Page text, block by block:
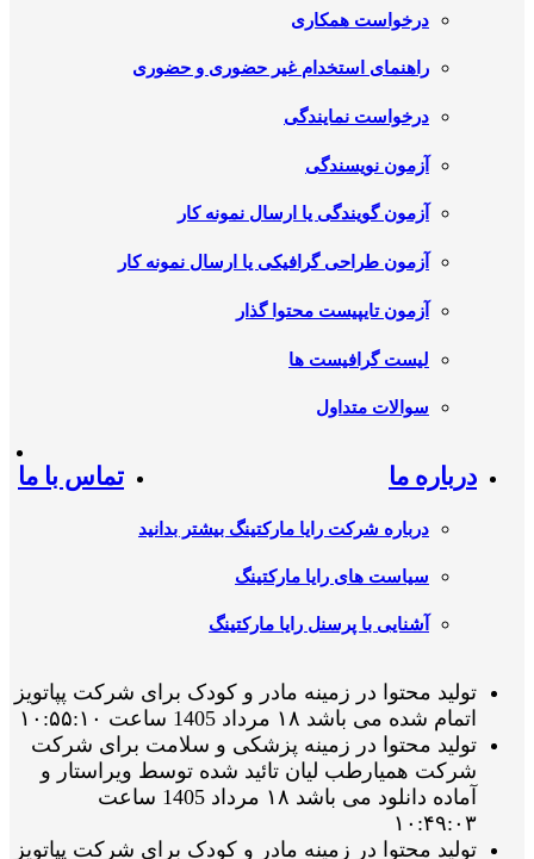
درخواست همکاری
راهنمای استخدام غیر حضوری و حضوری
درخواست نمایندگی
آزمون نویسندگی
آزمون گویندگی یا ارسال نمونه کار
آزمون طراحی گرافیکی یا ارسال نمونه کار
آزمون تایپیست محتوا گذار
لیست گرافیست ها
سوالات متداول
درباره ما
درباره شرکت رایا مارکتینگ بیشتر بدانید
سیاست های رایا مارکتینگ
آشنایی با پرسنل رایا مارکتینگ
تماس با ما
تولید محتوا در زمینه مادر و کودک برای شرکت پپاتویز
اتمام شده می باشد ۱۸ مرداد 1405 ساعت ۱۰:۵۵:۱۰
تولید محتوا در زمینه پزشکی و سلامت برای شرکت
شرکت همیارطب لیان تائید شده توسط ویراستار و
آماده دانلود می باشد ۱۸ مرداد 1405 ساعت
۱۰:۴۹:۰۳
تولید محتوا در زمینه مادر و کودک برای شرکت پپاتویز